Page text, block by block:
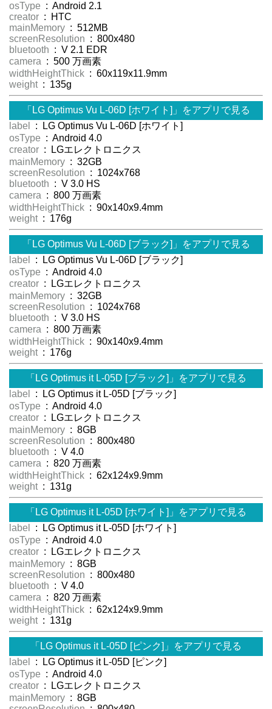
osType : Android 2.1
creator : HTC
mainMemory : 512MB
screenResolution : 800x480
bluetooth : V 2.1 EDR
camera : 500 万画素
widthHeightThick : 60x119x11.9mm
weight : 135g
「LG Optimus Vu L-06D [ホワイト]」をアプリで見る
label
: LG Optimus Vu L-06D [ホワイト]
osType : Android 4.0
creator : LGエレクトロニクス
mainMemory : 32GB
screenResolution : 1024x768
bluetooth : V 3.0 HS
camera : 800 万画素
widthHeightThick : 90x140x9.4mm
weight : 176g
「LG Optimus Vu L-06D [ブラック]」をアプリで見る
label
: LG Optimus Vu L-06D [ブラック]
osType : Android 4.0
creator : LGエレクトロニクス
mainMemory : 32GB
screenResolution : 1024x768
bluetooth : V 3.0 HS
camera : 800 万画素
widthHeightThick : 90x140x9.4mm
weight : 176g
「LG Optimus it L-05D [ブラック]」をアプリで見る
label
: LG Optimus it L-05D [ブラック]
osType : Android 4.0
creator : LGエレクトロニクス
mainMemory : 8GB
screenResolution : 800x480
bluetooth : V 4.0
camera : 820 万画素
widthHeightThick : 62x124x9.9mm
weight : 131g
「LG Optimus it L-05D [ホワイト]」をアプリで見る
label
: LG Optimus it L-05D [ホワイト]
osType : Android 4.0
creator : LGエレクトロニクス
mainMemory : 8GB
screenResolution : 800x480
bluetooth : V 4.0
camera : 820 万画素
widthHeightThick : 62x124x9.9mm
weight : 131g
「LG Optimus it L-05D [ピンク]」をアプリで見る
label
: LG Optimus it L-05D [ピンク]
osType : Android 4.0
creator : LGエレクトロニクス
mainMemory : 8GB